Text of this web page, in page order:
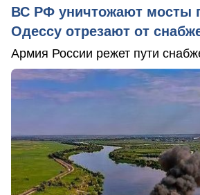
ВС РФ уничтожают мосты
Одессу отрезают от
Армия России режет пути